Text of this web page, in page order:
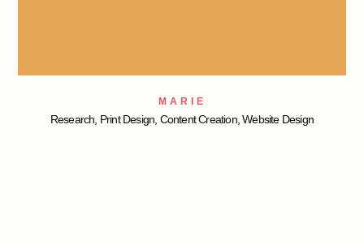
MARIE
Research, Print Design, Content Creation, Website Design